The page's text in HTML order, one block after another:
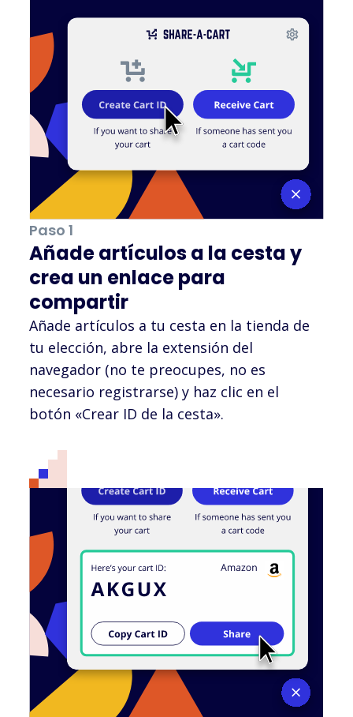
Paso 1
Añade artículos a la cesta y
crea un enlace para
compartir
Añade artículos a tu cesta en la tienda de
tu elección, abre la extensión del
navegador (no te preocupes, no es
necesario registrarse) y haz clic en el
botón «Crear ID de la cesta».